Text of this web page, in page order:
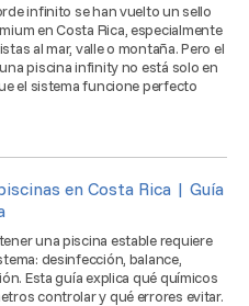
infinito se han vuelto un sello
en Costa Rica, especialmente
al mar, valle o montaña. Pero el
piscina infinity no está solo en
el sistema funcione perfecto
en Costa Rica | Guía
una piscina estable requiere
desinfección, balance,
Esta guía explica qué químicos
controlar y qué errores evitar.